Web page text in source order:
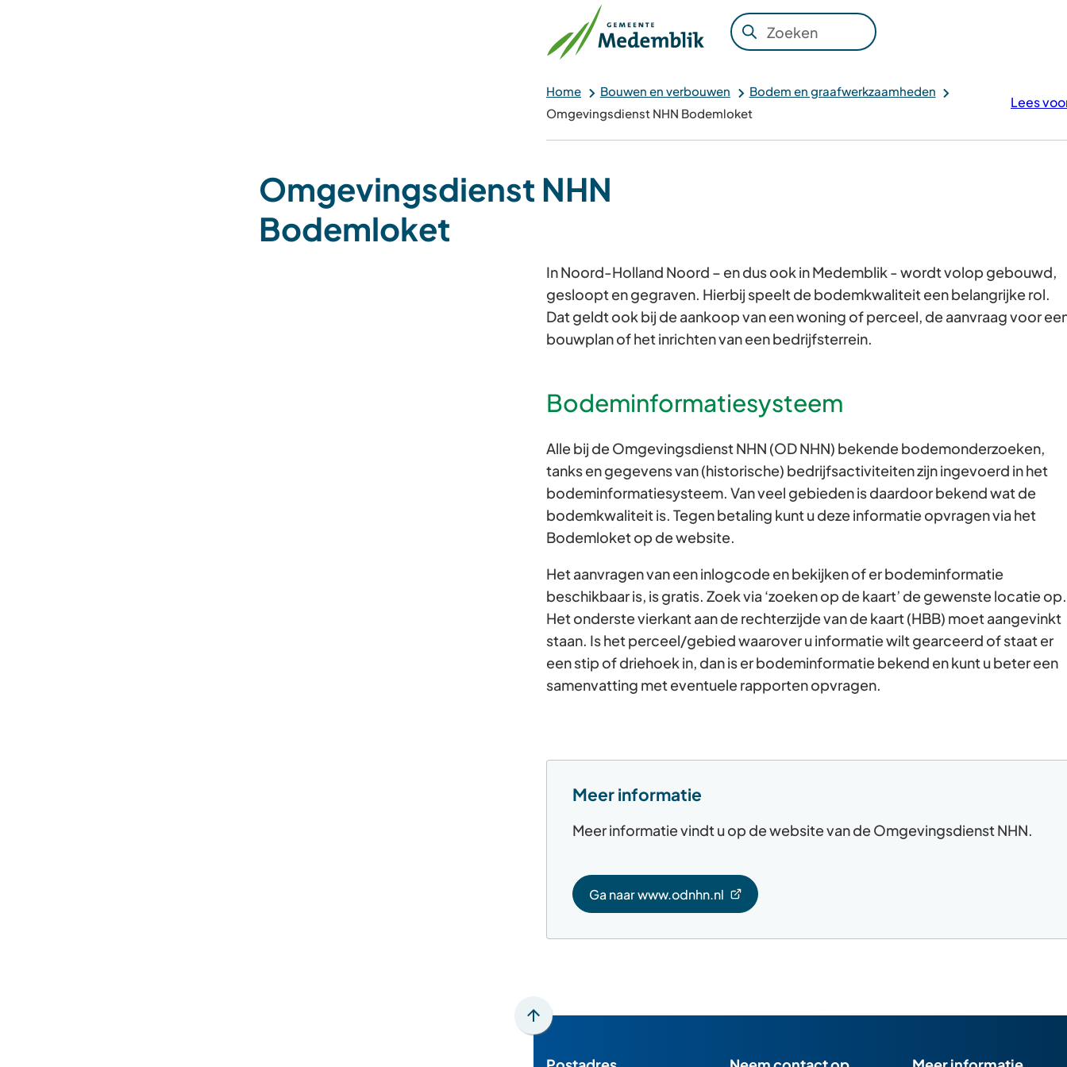
Zoeken
Wanneer
beschikbaar
zijn
omhoog
en
omlaag
te
de
enter-
toets
om
een
waarde
Home Bouwen en verbouwen
Bodem en graafwerkzaamheden
Omgevingsdienst NHN Bodemloket
Lees
Omgevingsdienst NHN
Bodemloket
In Noord-Holland Noord – en dus ook in Medemblik - wordt volop gebouwd,
gesloopt en gegraven. Hierbij speelt de bodemkwaliteit een belangrijke rol.
Dat geldt ook bij de aankoop van een woning of perceel, de aanvraag voor
bouwplan of het inrichten van een bedrijfsterrein.
Bodeminformatiesysteem
Alle bij de Omgevingsdienst NHN (OD NHN) bekende bodemonderzoeken,
tanks en gegevens van (historische) bedrijfsactiviteiten zijn ingevoerd in het
bodeminformatiesysteem. Van veel gebieden is daardoor bekend wat de
bodemkwaliteit is. Tegen betaling kunt u deze informatie opvragen via het
Bodemloket op de website.
Het aanvragen van een inlogcode en bekijken of er bodeminformatie
beschikbaar is, is gratis. Zoek via ‘zoeken op de kaart’ de gewenste locatie op.
Het onderste vierkant aan de rechterzijde van de kaart (HBB) moet aangevinkt
staan. Is het perceel/gebied waarover u informatie wilt gearceerd of staat er
een stip of driehoek in, dan is er bodeminformatie bekend en kunt u beter een
samenvatting met eventuele rapporten opvragen.
Meer informatie
Meer informatie vindt u op de website van de Omgevingsdienst NHN.
Ga naar www.odnhn.nl
(Verwijst
een
Scroll